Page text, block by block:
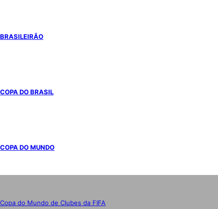
BRASILEIRÃO
COPA DO BRASIL
COPA DO MUNDO
Copa do Mundo de Clubes da FIFA